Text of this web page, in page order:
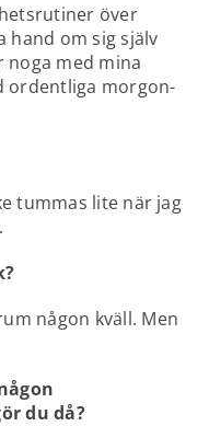
över
hand om sig själv
noga med mina
ordentliga morgon-
tummas lite när jag
någon kväll. Men
du då?